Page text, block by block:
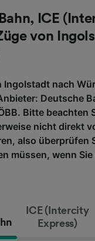
ICE
von
Ingolstadt nach
Deutsche
Bitte beachten
nicht direkt
also überprüfen
müssen, wenn
ICE (Intercity
Express)